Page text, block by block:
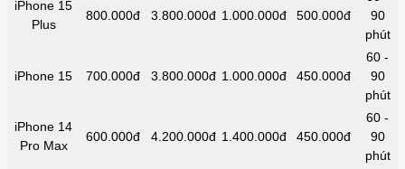
iPhone 15
Plus
800.000đ 3.800.000đ 1.000.000đ 500.000đ
90
phút
iPhone 15 700.000đ 3.800.000đ 1.000.000đ 450.000đ
60 -
90
phút
iPhone 14
Pro Max
600.000đ 4.200.000đ 1.400.000đ 450.000đ
60 -
90
phút